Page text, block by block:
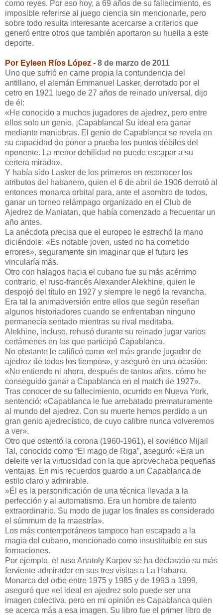
como reyes. Por eso hoy, a 69 años de su fallecimiento, es
imposible referirse al juego ciencia sin mencionarle, pero
sobre todo resulta interesante acercarse a criterios que
generó entre otros que también aportaron su huella a este
deporte.
Por Eyleen Ríos López - 8 de marzo de 2011
Uno que sufrió en carne propia la contundencia del
antillano, el alemán Emmanuel Lasker, derrotado por el
cetro en 1921 luego de 27 años de reinado universal, dijo
de él:
«He conocido a muchos jugadores de ajedrez, pero entre
ellos solo un genio, ¡Capablanca! Su ideal era ganar
mediante maniobras. El genio de Capablanca se revela en
su capacidad de poner a prueba los puntos débiles del
oponente. La menor debilidad no puede escapar a su
certera mirada».
Y había sido Lasker de los primeros en reconocer los
atributos del habanero, quien el 6 de abril de 1906 derrotó al
entonces monarca orbital para, ante el asombro de todos,
ganar un torneo relámpago organizado en el Club de
Ajedrez de Maniatan, que había comenzado a frecuentar un
año antes.
La anécdota precisa que el europeo le estrechó la mano
diciéndole: «Es notable joven, usted no ha cometido
errores», seguramente sin imaginar que el futuro les
vincularía más.
Otro con halagos hacia el cubano fue su más acérrimo
contrario, el ruso-francés Alexander Alekhine, quien le
despojó del título en 1927 y siempre le negó la revancha.
Era tal la animadversión entre ellos que según reseñan
algunos historiadores cuando se enfrentaban ninguno
permanecía sentado mientras su rival meditaba.
Alekhine, incluso, rehusó durante su reinado jugar varios
certámenes en los que participó Capablanca.
No obstante le calificó como «el más grande jugador de
ajedrez de todos los tiempos», y aseguró en una ocasión:
«No entiendo ni ahora, después de tantos años, cómo he
conseguido ganar a Capablanca en el match de 1927».
Tras conocer de su fallecimiento, ocurrido en Nueva York,
sentenció: «Capablanca le fue arrebatado prematuramente
al mundo del ajedrez. Con su muerte hemos perdido a un
gran genio ajedrecístico, de cuyo calibre nunca volveremos
a ver».
Otro que ostentó la corona (1960-1961), el soviético Mijail
Tal, conocido como “El mago de Riga”, aseguró: «Era un
deleite ver la virtuosidad con la que aprovechaba pequeñas
ventajas. En mis recuerdos guardo a un Capablanca de
estilo claro y admirable.
»Él es la personificación de una técnica llevada a la
perfección y al automatismo. Era un hombre de talento
extraordinario. Su modo de jugar los finales es considerado
el súmmum de la maestría».
Los más contemporáneos tampoco han escapado a la
magia del cubano, mencionado como insustituible en sus
formaciones.
Por ejemplo, el ruso Anatoly Karpov se ha declarado su más
ferviente admirador en sus tres visitas a La Habana.
Monarca del orbe entre 1975 y 1985 y de 1993 a 1999,
aseguró que «el ideal en ajedrez solo puede ser una
imagen colectiva, pero en mi opinión es Capablanca quien
se acerca más a esa imagen. Su libro fue el primer libro de